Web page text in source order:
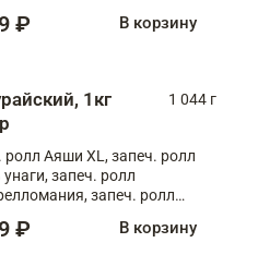
₽ В корзину
1кг
1 044 г
ролл Аяши XL, запеч. ролл
запеч. ролл
запеч. ролл
₽ В корзину